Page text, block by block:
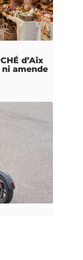
d’Aix
ni amende